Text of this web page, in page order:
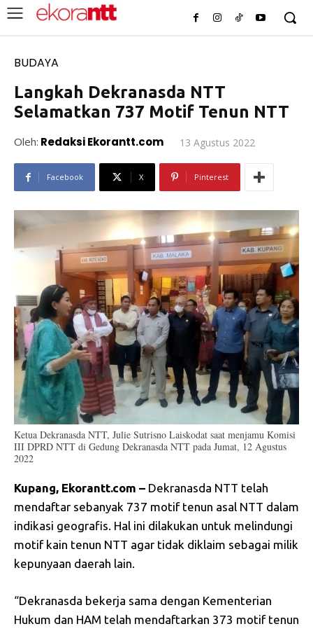
BUDAYA
Langkah Dekranasda NTT
Selamatkan 737 Motif Tenun NTT
Oleh: Redaksi Ekorantt.com 13 Agustus 2022
Facebook X Pinterest
Ketua Dekranasda NTT, Julie Sutrisno Laiskodat saat menjamu Komisi
III DPRD NTT di Gedung Dekranasda NTT pada Jumat, 12 Agustus
2022
Kupang, Ekorantt.com – Dekranasda NTT telah
mendaftar sebanyak 737 motif tenun asal NTT dalam
indikasi geografis. Hal ini dilakukan untuk melindungi
motif kain tenun NTT agar tidak diklaim sebagai milik
kepunyaan daerah lain.
“Dekranasda bekerja sama dengan Kementerian
Hukum dan HAM telah mendaftarkan 373 motif tenun